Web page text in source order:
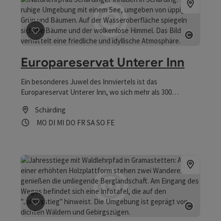
Wallsee-Mitterkirchen kommend bildet der Hüttinger Arm
die nördliche Grenze.
Beitrag merken: Europareservat Unterer Inn
Europareservat Unterer Inn
Ein besonderes Juwel des Innviertels ist das
Europareservat Unterer Inn, wo sich mehr als 300
Schärding
Öffnungszeiten
MO Montag geöffnet
DI Dienstag geöffnet
MI Mittwoch geöffnet
DO Donnerstag geöffnet
FR Freitag geöffnet
SA Samstag geöffnet
SO Sonntag geöffnet
FEFeiertag geöffnet
Beitrag merken: Jahresstiege mit Waldlehrpfad